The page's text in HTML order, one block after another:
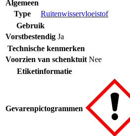
Algemeen
Type
Ruitenwisservloeistof
Gebruik
Vorstbestendig Ja
Technische kenmerken
Voorzien van schenktuit Nee
Etiketinformatie
Gevarenpictogrammen